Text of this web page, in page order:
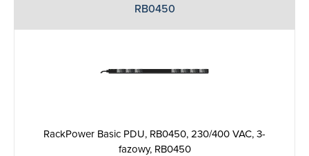
RB0450
RackPower Basic PDU, RB0450, 230/400 VAC, 3-
fazowy, RB0450